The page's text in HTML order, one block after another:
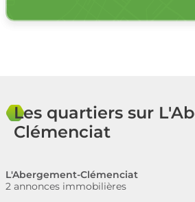
Les quartiers sur
Clémenciat
L'Abergement-Clémenciat
2 annonces immobilières